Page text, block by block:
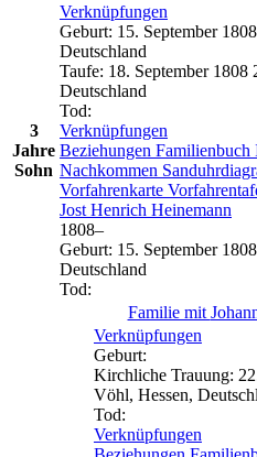
3
Jahre
Sohn
Verknüpfungen
Geburt: 15. September 1808
Deutschland
Taufe: 18. September 1808
Deutschland
Tod:
Verknüpfungen
Beziehungen Familienbuch
Nachkommen
Vorfahrenkarte
Jost Henrich Heinemann
1808–
Geburt: 15. September 1808
Deutschland
Tod:
Familie mit
Verknüpfungen
Geburt:
Kirchliche Trauung:
Vöhl, Hessen,
Tod:
Verknüpfungen